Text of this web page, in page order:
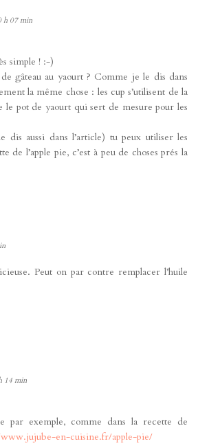
h 07 min
simple ! :-)
de gâteau au yaourt ? Comme je le dis dans
la même chose : les cup s’utilisent de la
le pot de yaourt qui sert de mesure pour les
dis aussi dans l’article) tu peux utiliser les
de l’apple pie, c’est à peu de choses prés la
Peut on par contre remplacer l’huile
14 min
par exemple, comme dans la recette de
en-cuisine.fr/apple-pie/